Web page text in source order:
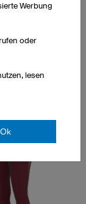
Werbung
oder
lesen
Ok